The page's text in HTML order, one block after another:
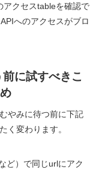
アクセスtableを確認で
へのアクセスがブロ
に試すべきこ
やみに待つ前に下記
く変わります。
ど）で同じurlにアク